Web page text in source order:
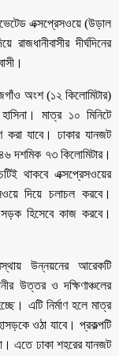
এক্সপ্রেসওয়ে (উড়াল
দীর্ঘদিনের
অংশ (১২ কিলোমিটার)
মাত্র ১০ মিনিটে
করা যাবে। ঢাকার যানজট
দশমিক ৭৩ কিলোমিটার।
থাকবে এক্সপ্রেসওয়ের
দিয়ে চলাচল করবে।
সড়ক হিসেবে কাজ করবে।
উন্নয়নের আরেকটি
উত্তর ও দক্ষিণাঞ্চলের
এটি নির্মাণ হলে মাত্র
ওঠা যাবে। প্রকল্পটি
এতে ঢাকা শহরের যানজট